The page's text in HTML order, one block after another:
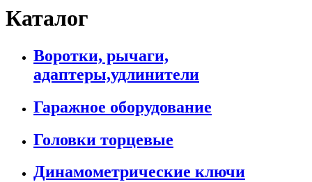
Каталог
Воротки, рычаги,
адаптеры,удлинители
Гаражное оборудование
Головки торцевые
Динамометрические ключи